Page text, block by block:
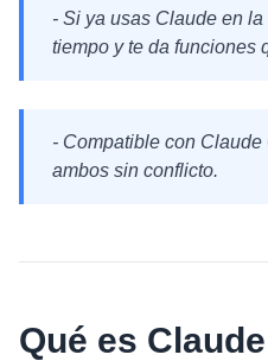
- Si ya usas Claude en
tiempo y te da funciones
- Compatible con
ambos sin conflicto.
Qué es